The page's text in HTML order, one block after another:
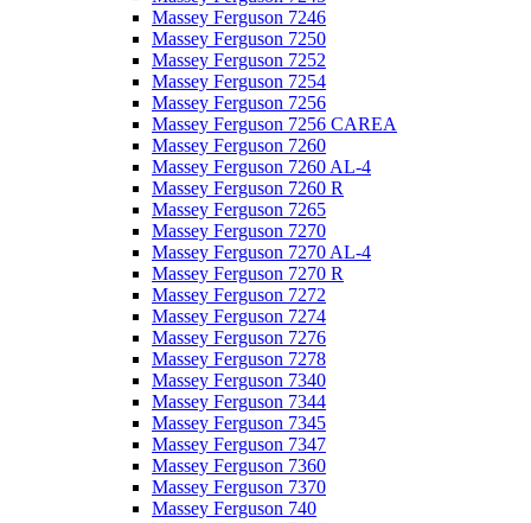
Massey Ferguson 7246
Massey Ferguson 7250
Massey Ferguson 7252
Massey Ferguson 7254
Massey Ferguson 7256
Massey Ferguson 7256 CAREA
Massey Ferguson 7260
Massey Ferguson 7260 AL-4
Massey Ferguson 7260 R
Massey Ferguson 7265
Massey Ferguson 7270
Massey Ferguson 7270 AL-4
Massey Ferguson 7270 R
Massey Ferguson 7272
Massey Ferguson 7274
Massey Ferguson 7276
Massey Ferguson 7278
Massey Ferguson 7340
Massey Ferguson 7344
Massey Ferguson 7345
Massey Ferguson 7347
Massey Ferguson 7360
Massey Ferguson 7370
Massey Ferguson 740